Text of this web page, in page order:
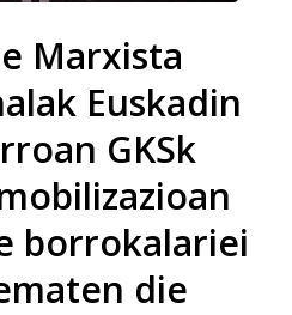
Marxista
Euskadin
GKSk
borrokalariei
die